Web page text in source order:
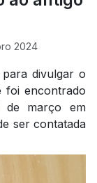
2024
divulgar o
foi encontrado
de março em
ser contatada